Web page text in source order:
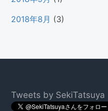
2018年8月 (3)
Footer
Tweets by SekiTatsuya